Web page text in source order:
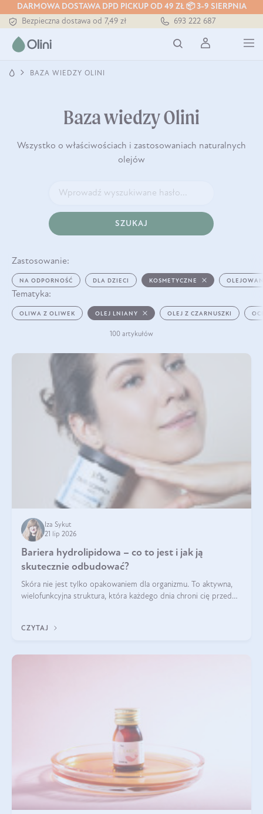
DARMOWA DOSTAWA DPD PICKUP OD 49 ZŁ 📦 3-9 SIERPNIA
Bezpieczna dostawa od 7,49 zł
Darmowa dostawa od 199 zł
Tłoczony zawsze na zimno
693 222 687
BAZA WIEDZY OLINI
Baza wiedzy Olini
Wszystko o właściwościach i zastosowaniach naturalnych
olejów
SZUKAJ
Zastosowanie:
NA ODPORNOŚĆ DLA DZIECI KOSMETYCZNE
Tematyka:
OLIWA Z OLIWEK OLEJ LNIANY OLEJ Z CZARNUSZKI
100 artykułów
Iza Sykut
21 lip 2026
Bariera hydrolipidowa – co to jest i jak ją
skutecznie odbudować?
Skóra nie jest tylko opakowaniem dla organizmu. To aktywna,
wielofunkcyjna struktura, która każdego dnia chroni cię przed
bariera hydrolipidowa.
CZYTAJ